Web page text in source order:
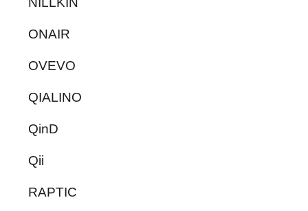
ONAIR
OVEVO
QIALINO
QinD
Qii
RAPTIC